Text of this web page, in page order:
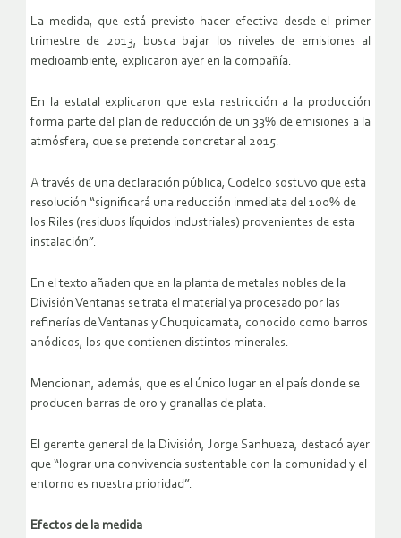
La medida, que está previsto hacer efectiva desde el primer
trimestre de 2013, busca bajar los niveles de emisiones al
medioambiente, explicaron ayer en la compañía.
En la estatal explicaron que esta restricción a la producción
forma parte del plan de reducción de un 33% de emisiones a la
atmósfera, que se pretende concretar al 2015.
A través de una declaración pública, Codelco sostuvo que esta
resolución “significará una reducción inmediata del 100% de
los Riles (residuos líquidos industriales) provenientes de esta
instalación”.
En el texto añaden que en la planta de metales nobles de la
División Ventanas se trata el material ya procesado por las
refinerías de Ventanas y Chuquicamata, conocido como barros
anódicos, los que contienen distintos minerales.
Mencionan, además, que es el único lugar en el país donde se
producen barras de oro y granallas de plata.
El gerente general de la División, Jorge Sanhueza, destacó ayer
que “lograr una convivencia sustentable con la comunidad y el
entorno es nuestra prioridad”.
Efectos de la medida